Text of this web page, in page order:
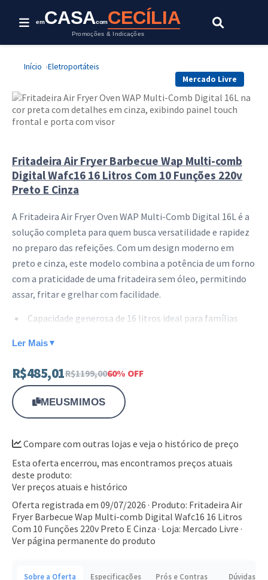
emCASAcomCECÍLIA
Promoções & Indicações
Início
Eletroportáteis
Mercado Livre
Esta oferta foi encerrada.
Fritadeira Air Fryer Barbecue Wap Multi-comb
Digital Wafc16 16 Litros Com 10 Funções 220v
Preto E Cinza
A Fritadeira Air Fryer Oven WAP Multi-Comb Digital 16L é a
solução completa para quem busca versatilidade e rapidez
no preparo das refeições. Com um design moderno em
preto e cinza, este modelo combina a potência de um forno
com a praticidade de uma fritadeira sem óleo, permitindo
assar, fritar e grelhar com facilidade.
Capacidade generosa de 16 litros ideal para famílias
Painel digital intuitivo com 10 funções pré-
Tecnologia de circulação de ar quente para alimentos
crocantes
Porta com visor de vidro para monitorar o preparo sem
Este equipamento é ideal para quem deseja otimizar o
tempo na cozinha sem abrir mão de uma alimentação
saborosa. Aproveite a praticidade desta tecnologia e eleve o
Ler Mais ▼
R$485,01R$1199,0060% OFF
MEUSMIMOS
Compare com outras lojas e veja o histórico de preço
Esta oferta encerrou, mas encontramos preços atuais
deste produto:
Ver preços atuais e histórico
Oferta registrada em 09/07/2026 · Produto: Fritadeira Air
Fryer Barbecue Wap Multi-comb Digital Wafc16 16 Litros
Com 10 Funções 220v Preto E Cinza · Loja: Mercado Livre ·
Ver página permanente do produto
Sobre a Oferta Especificações Prós e Contras Dúvidas